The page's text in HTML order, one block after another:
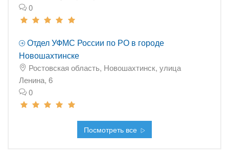
0
Отдел УФМС России по РО в городе
Новошахтинске
Ростовская область, Новошахтинск, улица
Ленина, 6
0
Посмотреть все